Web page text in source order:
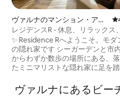
ヴァルナのマンション・アパ
ート
レジデンスR - 休息、リラックス
ージ
✨ Residence Rへようこそ。モダ
の隠れ家です シーガーデンと市内中心部
からわずか数歩の場所にある、
たミニマリストな隠れ家に足を
な白黒のデザインと温かく魅力
ヴァルナにあるビー